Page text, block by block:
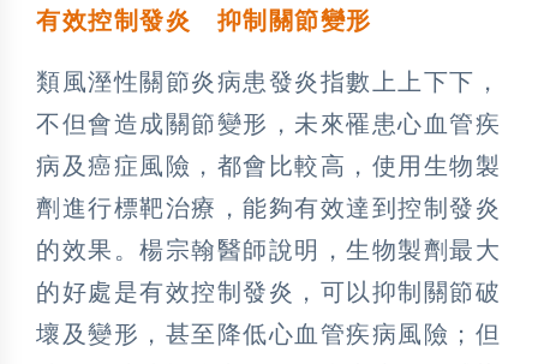
有效控制發炎 抑制關節變形
類風溼性關節炎病患發炎指數上上下下，
不但會造成關節變形，未來罹患心血管疾
病及癌症風險，都會比較高，使用生物製
劑進行標靶治療，能夠有效達到控制發炎
的效果。楊宗翰醫師說明，生物製劑最大
的好處是有效控制發炎，可以抑制關節破
壞及變形，甚至降低心血管疾病風險；但